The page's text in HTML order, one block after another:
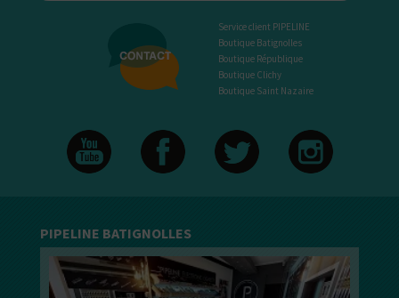
Service client PIPELINE
Boutique Batignolles
Boutique République
Boutique Clichy
Boutique Saint Nazaire
PIPELINE BATIGNOLLES